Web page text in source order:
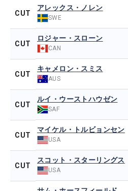
CUT
アレックス・ノレン
SWE
CUT
ロジャー・スローン
CAN
CUT
キャメロン・スミス
AUS
CUT
ルイ・ウーストハウゼン
SAF
CUT
マイケル・トルビョンセン
USA
CUT
スコット・スターリングス
USA